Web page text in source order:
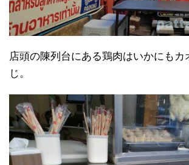
店頭の陳列台にある鶏肉はいかにもカ
じ。